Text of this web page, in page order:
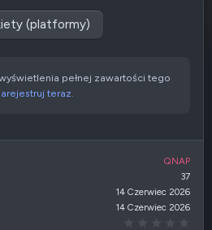
(platformy)
pełnej zawartości tego
teraz.
QNAP
37
14 Czerwiec 2026
14 Czerwiec 2026